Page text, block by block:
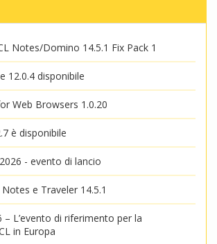
Notes/Domino 14.5.1 Fix Pack 1
12.0.4 disponibile
Web Browsers 1.0.20
è disponibile
- evento di lancio
e Traveler 14.5.1
– L’evento di riferimento per la
in Europa